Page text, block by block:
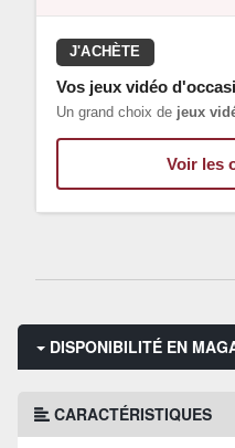
J'ACHÈTE
Vos jeux vidéo
Un grand choix de jeux
Voir les
DISPONIBILITÉ EN
CARACTÉRISTIQUES